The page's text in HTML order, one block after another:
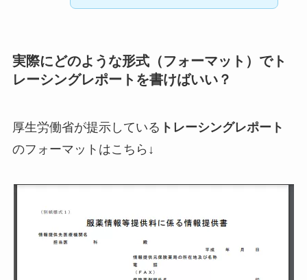
実際にどのような形式（フォーマット）でト
レーシングレポートを書けばいい？
厚生労働省が提示している トレーシングレポート
のフォーマットはこちら↓